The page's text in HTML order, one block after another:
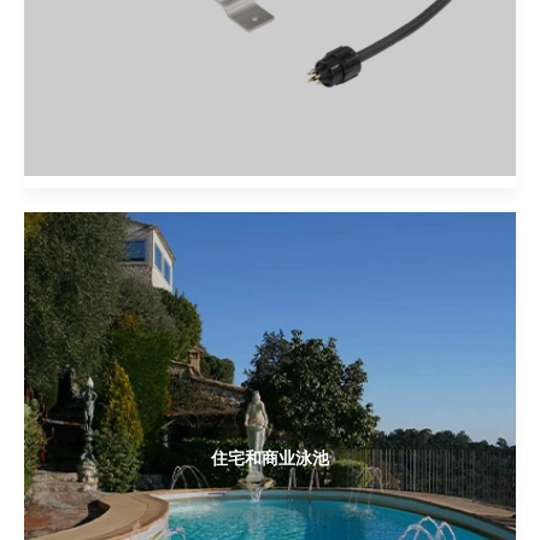
住宅和商业泳池